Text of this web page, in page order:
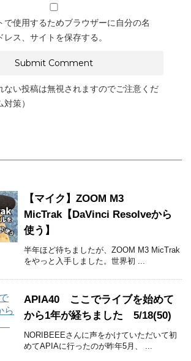
で使用するためブラウザーに自分の名
ス、サイトを保存する。
ない投稿は無視されますのでご注意くだ
策）
【マイク】ZOOM M3
MicTrak【DaVinci Resolveから
使う】
半年ほど待ちましたが、ZOOM M3 MicTrak
をやっと入手しました。世界初 ...
APIA40 ここでライブを始めて
から1年が経ちました 5/18(50)
NORIBEEEさんに声をかけていただいて初
めてAPIAに行ったのが昨年5月、 ...